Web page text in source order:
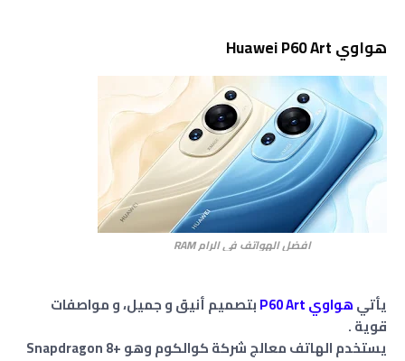
هواوي Huawei P60 Art
افضل الهواتف في الرام RAM
يأتيهواوي P60 Art
بتصميم أنيق و جميل، و مواصفات
قوية .
يستخدم الهاتف معالج شركة كوالكوم وهو Snapdragon 8+